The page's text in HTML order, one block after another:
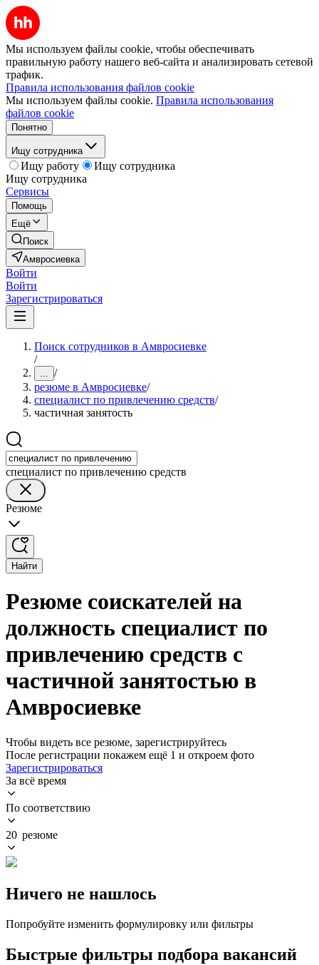
Мы используем файлы cookie, чтобы обеспечивать
правильную работу нашего веб-сайта и анализировать сетевой
трафик.
Правила использования файлов cookie
Мы используем файлы cookie. Правила использования
файлов cookie
Понятно
Ищу сотрудника
Ищу работу
Ищу сотрудника
Ищу сотрудника
Сервисы
Помощь
Ещё
Поиск
Амвросиевка
Войти
Войти
Зарегистрироваться
Поиск сотрудников в Амвросиевке
/
... /
резюме в Амвросиевке/
специалист по привлечению средств/
частичная занятость
специалист по привлечению средств
Резюме
Найти
Резюме соискателей на
должность специалист по
привлечению средств с
частичной занятостью в
Амвросиевке
Чтобы видеть все резюме, зарегистрируйтесь
После регистрации покажем ещё 1 и откроем фото
Зарегистрироваться
За всё время
По соответствию
20 резюме
Ничего не нашлось
Попробуйте изменить формулировку или фильтры
Быстрые фильтры подбора вакансий